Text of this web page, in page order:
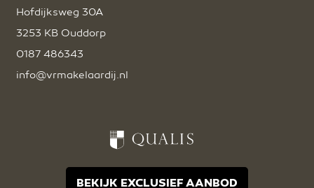
Hofdijksweg 30A
3253 KB Ouddorp
0187 486343
info@vrmakelaardij.nl
BEKIJK EXCLUSIEF AANBOD